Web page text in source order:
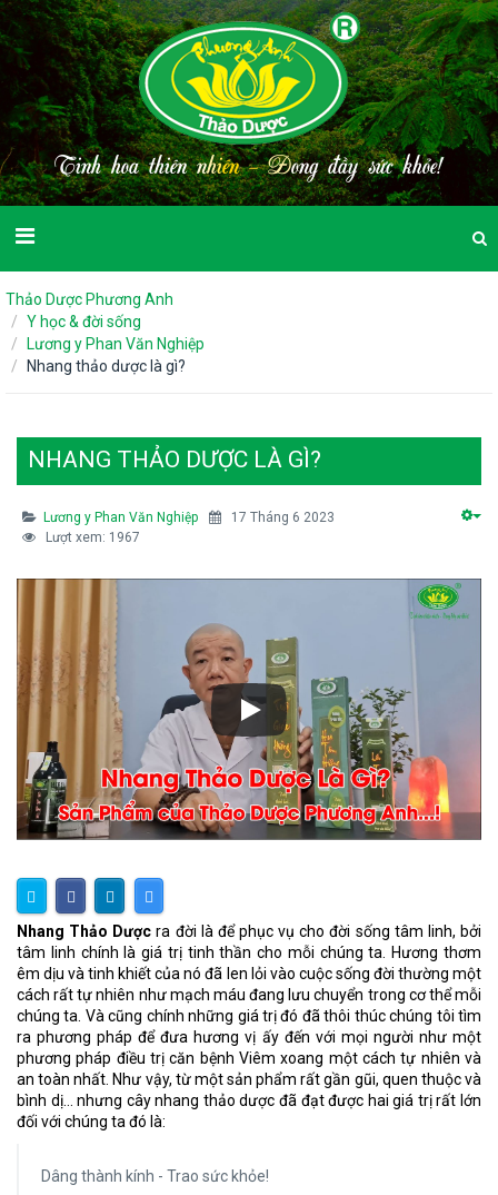
Tinh hoa thiên nhiên - Đong đầy sức khỏe!
Thảo Dược Phương Anh
Y học & đời sống
Lương y Phan Văn Nghiệp
Nhang thảo dược là gì?
NHANG THẢO DƯỢC LÀ GÌ?
Lương y Phan Văn Nghiệp
17 Tháng 6 2023
Lượt xem: 1967
Nhang Thảo Dược ra đời là để phục vụ cho đời sống tâm linh, bởi
tâm linh chính là giá trị tinh thần cho mỗi chúng ta. Hương thơm
êm dịu và tinh khiết của nó đã len lỏi vào cuộc sống đời thường một
cách rất tự nhiên như mạch máu đang lưu chuyển trong cơ thể mỗi
chúng ta. Và cũng chính những giá trị đó đã thôi thúc chúng tôi tìm
ra phương pháp để đưa hương vị ấy đến với mọi người như một
phương pháp điều trị căn bệnh Viêm xoang một cách tự nhiên và
an toàn nhất. Như vậy, từ một sản phẩm rất gần gũi, quen thuộc và
bình dị… nhưng cây nhang thảo dược đã đạt được hai giá trị rất lớn
đối với chúng ta đó là:
Dâng thành kính - Trao sức khỏe!